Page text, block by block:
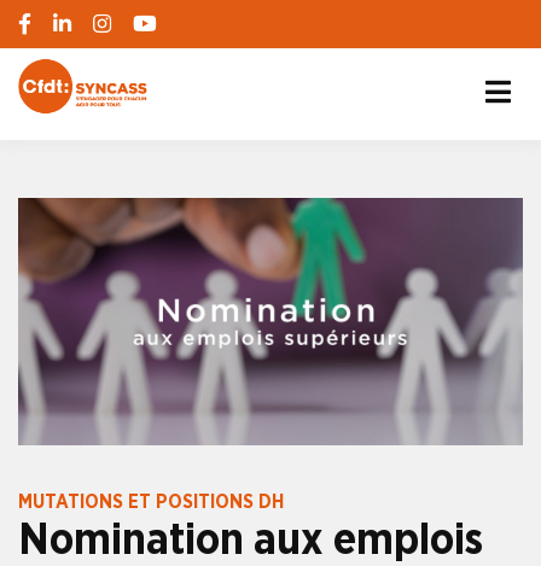
MUTATIONS ET POSITIONS DH
Nomination aux emplois